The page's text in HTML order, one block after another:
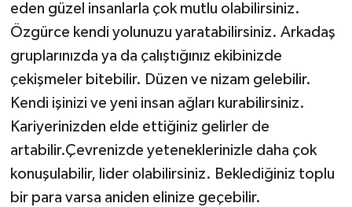
eden güzel insanlarla çok mutlu olabilirsiniz.
Özgürce kendi yolunuzu yaratabilirsiniz. Arkadaş
gruplarınızda ya da çalıştığınız ekibinizde
çekişmeler bitebilir. Düzen ve nizam gelebilir.
Kendi işinizi ve yeni insan ağları kurabilirsiniz.
Kariyerinizden elde ettiğiniz gelirler de
artabilir.Çevrenizde yeteneklerinizle daha çok
konuşulabilir, lider olabilirsiniz. Beklediğiniz toplu
bir para varsa aniden elinize geçebilir.